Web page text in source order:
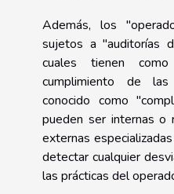
Además, los
sujetos a "auditorías
cuales tienen
cumplimiento de las
conocido como
pueden ser internas o
externas
detectar cualquier
las prácticas del